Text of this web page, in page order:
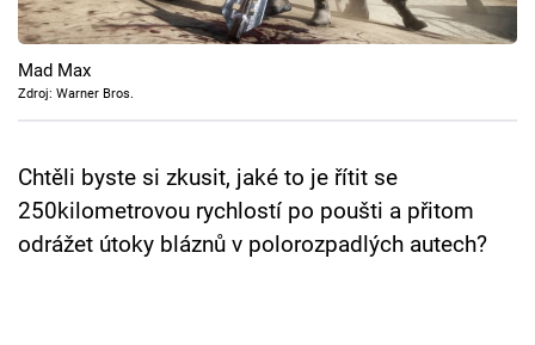
Cool Esport
Pořady
Sledujte prima+
Mad Max
Zdroj: Warner Bros.
Chtěli byste si zkusit, jaké to je řítit se
250kilometrovou rychlostí po poušti a přitom
odrážet útoky bláznů v polorozpadlých autech?